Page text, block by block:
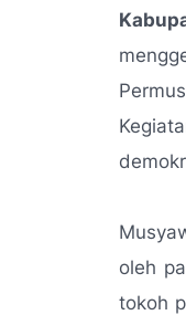
oleh
tokoh